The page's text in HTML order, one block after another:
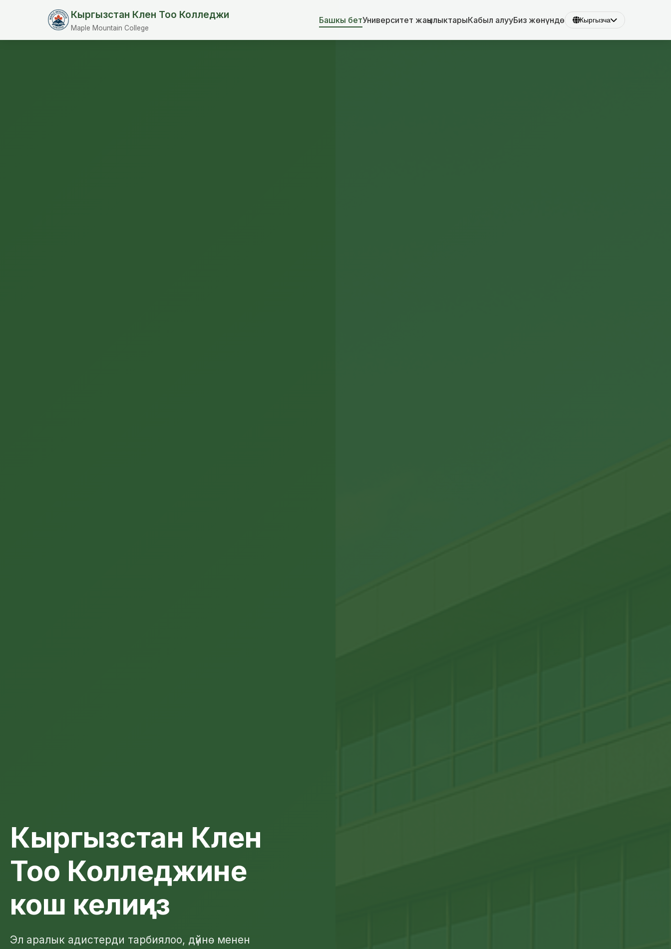
Кыргызстан Клен Тоо Колледжи
Maple Mountain College
Башкы бетУниверситет жаңылыктарыКабыл алууБиз жөнүндө Кыргызча
Кыргызстан Клен
Тоо Колледжине
кош келиңиз
Эл аралык адистерди тарбиялоо, дүйнө менен